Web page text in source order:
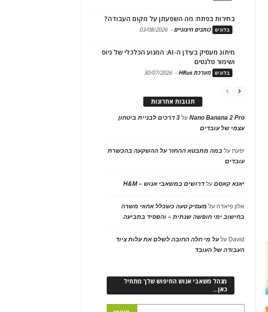
בחירות בפתח: מה השפעתן על מקום העבודה?
בלוגים כותבים חיצוניים -
03/08/2026
מיתוג מעסיק בעידן ה-AI: המנוע הכלכלי של גיוס
ושימור טלנטים
בלוגים מערכת HRus -
30/07/2026
תגובות אחרונות
Nano Banana 2 Proעל
3 דרכים לבניית ביטחון
עצמי של עובדים
יפעתעל במה מתבטא ההחזר על ההשקעה בהכשרת
עובדים
יאנא קאסםעלדרושים במשאבי אנוש – H&M
אלון פיאדה על מעסיק טעה כשכלל אחוזי משרה
בחישוב ימי חופשה שנתית – והפסיד בתביעה
David עלעל מי חלה החובה לשלם את עלות ציוד
העבודה של העובד
מנהל משאבי אנוש החיפוש שלך מתחיל
כאן…